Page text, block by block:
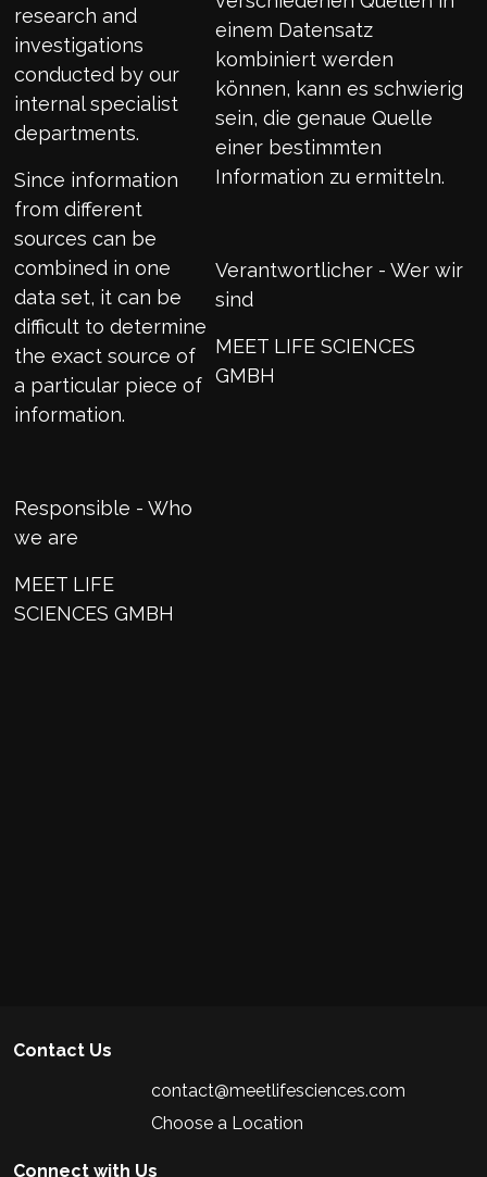
research and
investigations
conducted by our
internal specialist
departments.
Since information
from different
sources can be
combined in one
data set, it can be
difficult to determine
the exact source of
a particular piece of
information.
Responsible - Who
we are
MEET LIFE
SCIENCES GMBH
einem Datensatz
kombiniert werden
können, kann es schwierig
sein, die genaue Quelle
einer bestimmten
Information zu ermitteln.
Verantwortlicher - Wer wir
sind
MEET LIFE SCIENCES
GMBH
Contact Us
contact@meetlifesciences.com
Choose a Location
Connect with Us